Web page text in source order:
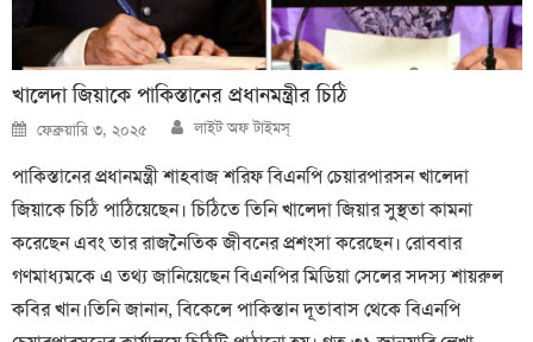
খালেদা জিয়াকে পাকিস্তানের প্রধানমন্ত্রীর চিঠি
Posted
on
ফেব্রুয়ারি ৩, ২০২৫ Author
লাইট অফ টাইমস্
পাকিস্তানের প্রধানমন্ত্রী শাহবাজ শরিফ বিএনপি চেয়ারপারসন খালেদা
জিয়াকে চিঠি পাঠিয়েছেন। চিঠিতে তিনি খালেদা জিয়ার সুস্থতা কামনা
করেছেন এবং তার রাজনৈতিক জীবনের প্রশংসা করেছেন। রোববার
গণমাধ্যমকে এ তথ্য জানিয়েছেন বিএনপির মিডিয়া সেলের সদস্য শায়রুল
কবির খান।তিনি জানান, বিকেলে পাকিস্তান দূতাবাস থেকে বিএনপি